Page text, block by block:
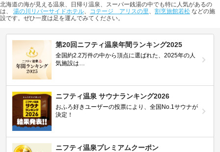
北海道の海が見える温泉、日帰り温泉、スーパー銭湯の中でも特に人気があるの
は、 湯の川リバーサイドホテル コテージ アリスの里 割烹旅館若松 などの施
設です。ぜひ一度は足を運んでみてください。
第20回ニフティ温泉年間ランキング2025
全国約2.2万件の中から頂点に選ばれた、2025年の人
気施設は…
ニフティ温泉 サウナランキング2026
おふろ好きユーザーの投票により、全国No.1サウナが
決定！
ニフティ温泉プレミアムクーポン